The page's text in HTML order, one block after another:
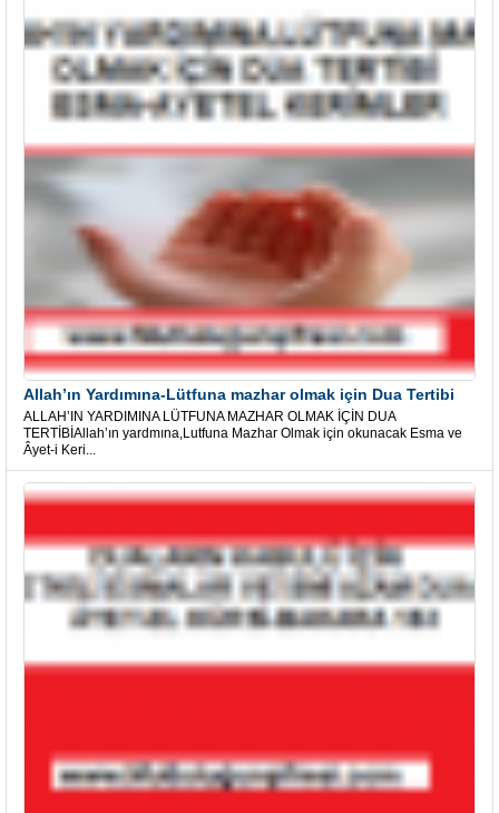
Allah’ın Yardımına-Lütfuna mazhar olmak için Dua Tertibi
ALLAH’IN YARDIMINA LÜTFUNA MAZHAR OLMAK İÇİN DUA
TERTİBİAllah’ın yardmına,Lutfuna Mazhar Olmak için okunacak Esma ve
Âyet-i Keri...